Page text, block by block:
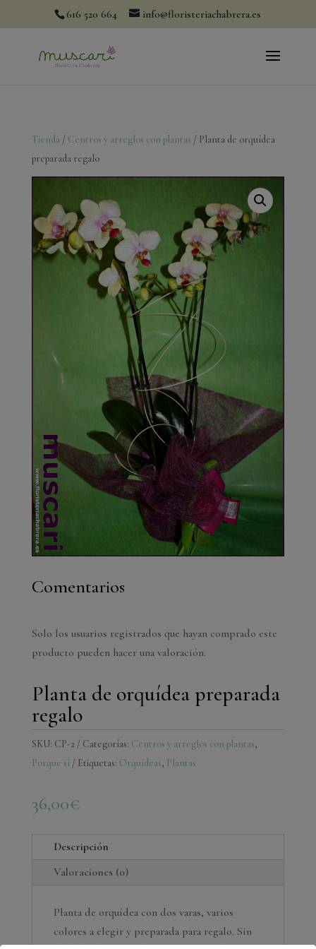
616 520 664 info@floristeriachabrera.es
Tienda/ Centros y arreglos con plantas / Planta de orquídea
preparada regalo
Comentarios
Solo los usuarios registrados que hayan comprado este
producto pueden hacer una valoración.
Planta de orquídea preparada
regalo
SKU: CP-2 Categorías: Centros y arreglos con plantas,
Porque sí
Etiquetas: Orquídeas, Plantas
36,00€
Descripción
Valoraciones (0)
Planta de orquídea con dos varas, varios
colores a elegir y preparada para regalo. Sin
modal-check